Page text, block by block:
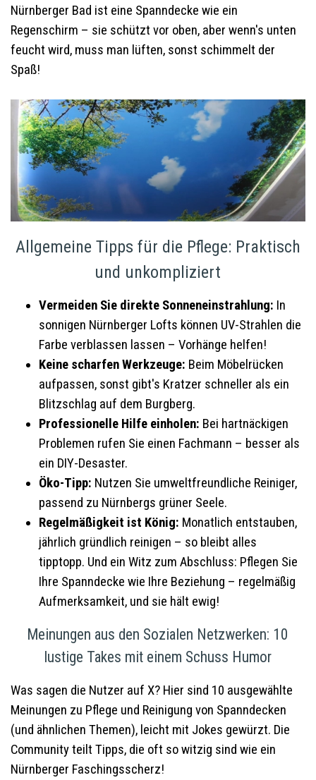
Nürnberger Bad ist eine Spanndecke wie ein
Regenschirm – sie schützt vor oben, aber wenn's unten
feucht wird, muss man lüften, sonst schimmelt der
Spaß!
Allgemeine Tipps für die Pflege: Praktisch
und unkompliziert
Vermeiden Sie direkte Sonneneinstrahlung: In
sonnigen Nürnberger Lofts können UV-Strahlen die
Farbe verblassen lassen – Vorhänge helfen!
Keine scharfen Werkzeuge: Beim Möbelrücken
aufpassen, sonst gibt's Kratzer schneller als ein
Blitzschlag auf dem Burgberg.
Professionelle Hilfe einholen: Bei hartnäckigen
Problemen rufen Sie einen Fachmann – besser als
ein DIY-Desaster.
Öko-Tipp: Nutzen Sie umweltfreundliche Reiniger,
passend zu Nürnbergs grüner Seele.
Regelmäßigkeit ist König: Monatlich entstauben,
jährlich gründlich reinigen – so bleibt alles
tipptopp. Und ein Witz zum Abschluss: Pflegen Sie
Ihre Spanndecke wie Ihre Beziehung – regelmäßig
Aufmerksamkeit, und sie hält ewig!
Meinungen aus den Sozialen Netzwerken: 10
lustige Takes mit einem Schuss Humor
Was sagen die Nutzer auf X? Hier sind 10 ausgewählte
Meinungen zu Pflege und Reinigung von Spanndecken
(und ähnlichen Themen), leicht mit Jokes gewürzt. Die
Community teilt Tipps, die oft so witzig sind wie ein
Nürnberger Faschingsscherz!